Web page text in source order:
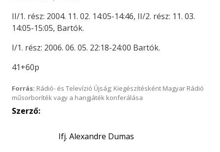
II/1. rész: 2004. 11. 02. 14:05-14:46, II/2. rész: 11. 03.
14:05-15:05, Bartók.
I/1. rész: 2006. 06. 05. 22:18-24:00 Bartók.
41+60p
Forrás: Rádió- és Televízió Újság; Kiegészítésként Magyar Rádió
műsorboríték vagy a hangjáték konferálása
Szerző:
Ifj. Alexandre Dumas